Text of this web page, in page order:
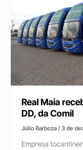
Real Maia
DD, da Comil
Júlio Barboza/3 de
Empresa